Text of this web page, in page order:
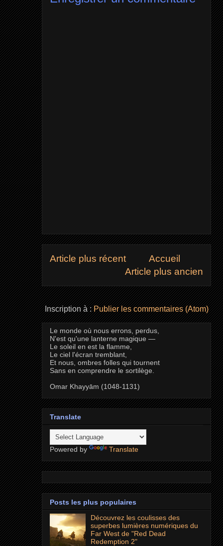
Article plus récent
Article plus ancien
Accueil
Inscription à :Publier les commentaires (Atom)
Le monde où nous errons, perdus,
N'est qu'une lanterne magique —
Le soleil en est la flamme,
Le ciel l'écran tremblant,
Et nous, ombres folles qui tournent
Sans en comprendre le sortilège.
Omar Khayyām (1048-1131)
Translate
Powered by Translate
Posts les plus populaires
Découvrez les coulisses des
superbes lumières numériques du
Far West de "Red Dead
Redemption 2"